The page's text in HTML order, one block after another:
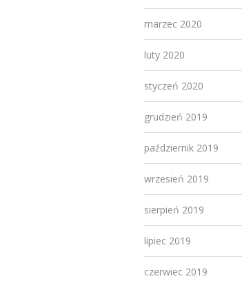
marzec 2020
luty 2020
styczeń 2020
grudzień 2019
październik 2019
wrzesień 2019
sierpień 2019
lipiec 2019
czerwiec 2019